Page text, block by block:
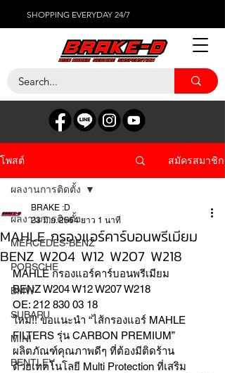
SHOPPING EVERYDAY 24/7
โพสต์ สมัครสมาชิก
ผลงานการติดตั้ง
MERCEDES-BENZ
PORSCHE
BMW
SUBARU
MINI
BENTLEY
ผลงานการติดตั้ง
MAHLE กรองแอร์คาร์บอนพรีเมียม
BENZ W204 W12 W207 W218
BRAKE :D
23 มิ.ย. 2564 ยาว 1 นาที
MAHLE กรองแอร์คาร์บอนพรีเมียม
BENZ W204 W12 W207 W218
OE: 212 830 03 18
ใหม่!! ขอแนะนำ “ไส้กรองแอร์ MAHLE
FILTERS รุ่น CARBON PREMIUM”
ผลิตภัณฑ์คุณภาพดีๆ ที่ต้องมีติดร้าน
ด้วยเทคโนโลยี Multi Protection ที่เสริม